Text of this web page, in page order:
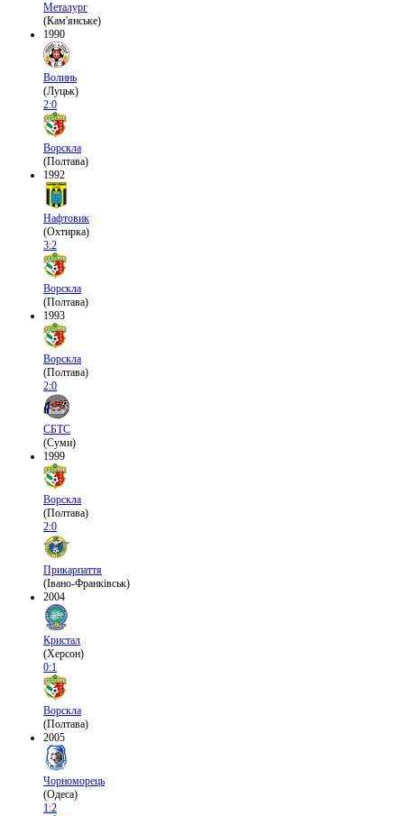
Металург
(Кам'янське)
1990
Волинь
(Луцьк)
2:0
Ворскла
(Полтава)
1992
Нафтовик
(Охтирка)
3:2
Ворскла
(Полтава)
1993
Ворскла
(Полтава)
2:0
СБТС
(Суми)
1999
Ворскла
(Полтава)
2:0
Прикарпаття
(Івано-Франківськ)
2004
Кристал
(Херсон)
0:1
Ворскла
(Полтава)
2005
Чорноморець
(Одеса)
1:2